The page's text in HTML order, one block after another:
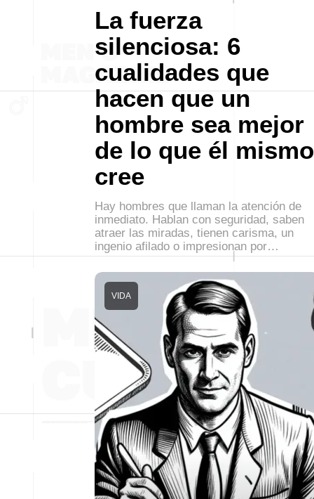
La fuerza
silenciosa: 6
cualidades que
hacen que un
hombre sea mejor
de lo que él mismo
cree
Hay hombres que llaman la atención de
inmediato. Hablan con seguridad, saben
atraer las miradas, tienen carisma, un
ingenio afilado o impresionan por…
VIDA